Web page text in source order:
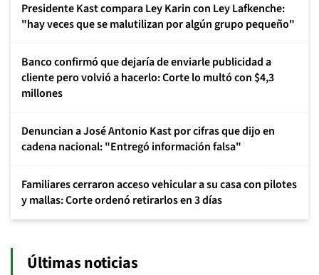
Presidente Kast compara Ley Karin con Ley Lafkenche:
"hay veces que se malutilizan por algún grupo pequeño"
Banco confirmó que dejaría de enviarle publicidad a
cliente pero volvió a hacerlo: Corte lo multó con $4,3
millones
Denuncian a José Antonio Kast por cifras que dijo en
cadena nacional: "Entregó información falsa"
Familiares cerraron acceso vehicular a su casa con pilotes
y mallas: Corte ordenó retirarlos en 3 días
Últimas noticias